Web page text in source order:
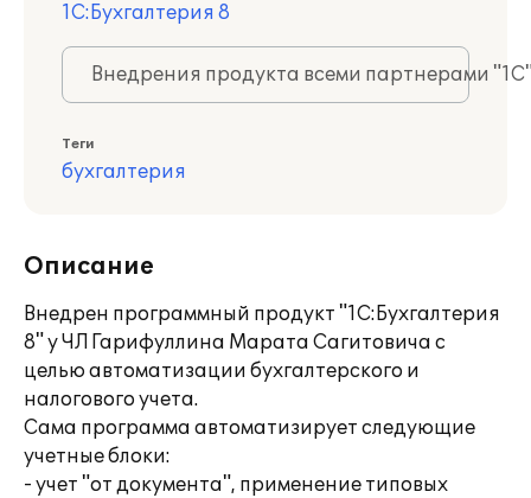
1С:Бухгалтерия 8
Внедрения продукта всеми партнерами
Теги
бухгалтерия
Описание
Внедрен программный продукт "1С:Бухгалтерия
8" у ЧЛ Гарифуллина Марата Сагитовича с
целью автоматизации бухгалтерского и
налогового учета.
Сама программа автоматизирует следующие
учетные блоки:
- учет "от документа", применение типовых